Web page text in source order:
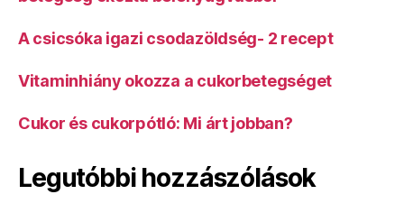
A csicsóka igazi csodazöldség- 2 recept
Vitaminhiány okozza a cukorbetegséget
Cukor és cukorpótló: Mi árt jobban?
Legutóbbi hozzászólások